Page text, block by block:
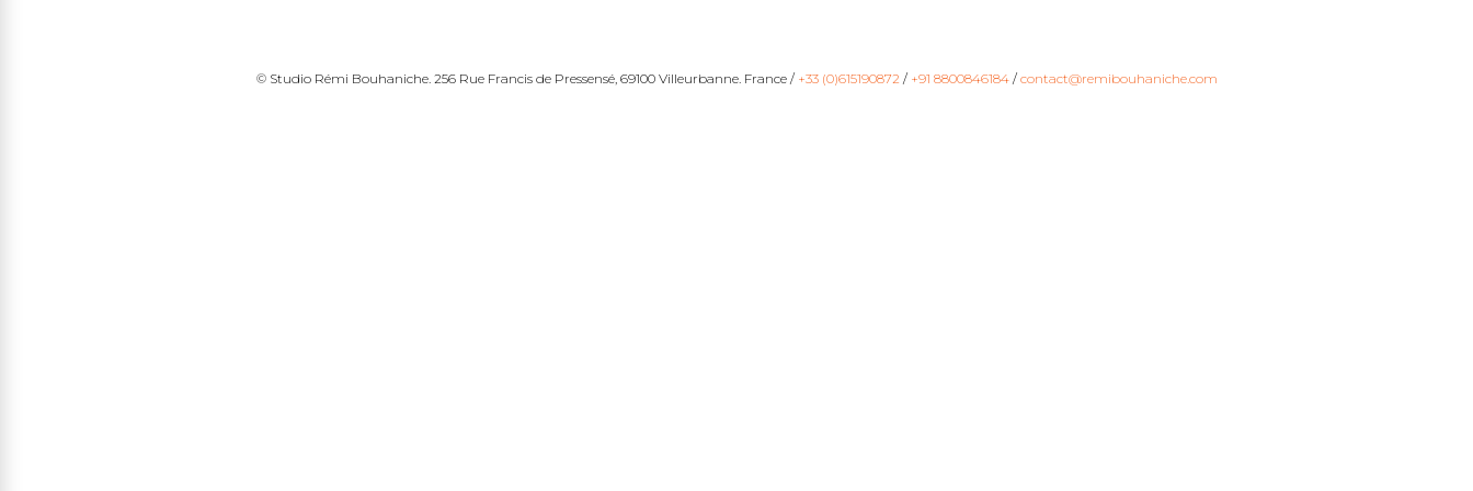
© Studio Rémi Bouhaniche. 256 Rue Francis de Pressensé, 69100 Villeurbanne. France / +33 (0)615190872/ +91 8800846184/ contact@remibouhaniche.com